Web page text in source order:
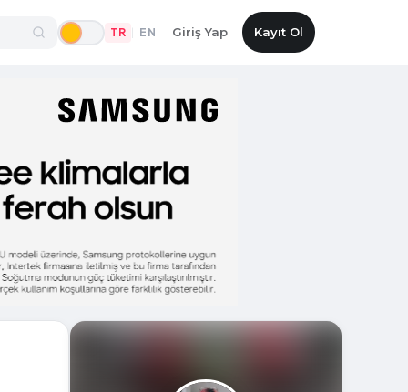
TR EN Giriş Yap Kayıt Ol